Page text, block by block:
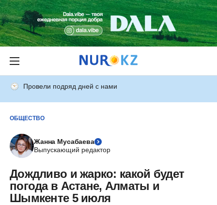
Провели подряд дней с нами
ОБЩЕСТВО
Жанна Мусабаева
Выпускающий редактор
Дождливо и жарко: какой будет
погода в Астане, Алматы и
Шымкенте 5 июля